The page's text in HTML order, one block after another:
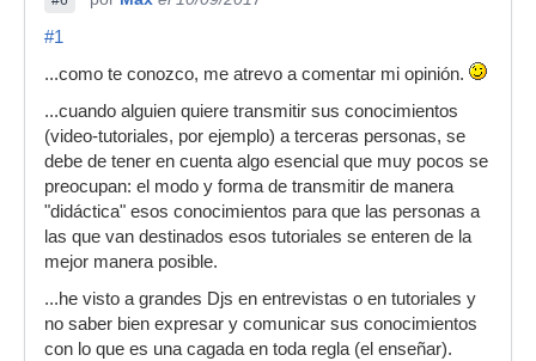
#1
...como te conozco, me atrevo a comentar mi opinión.
...cuando alguien quiere transmitir sus conocimientos
(video-tutoriales, por ejemplo) a terceras personas, se
debe de tener en cuenta algo esencial que muy pocos se
preocupan: el modo y forma de transmitir de manera
"didáctica" esos conocimientos para que las personas a
las que van destinados esos tutoriales se enteren de la
mejor manera posible.
...he visto a grandes Djs en entrevistas o en tutoriales y
no saber bien expresar y comunicar sus conocimientos
con lo que es una cagada en toda regla (el enseñar).